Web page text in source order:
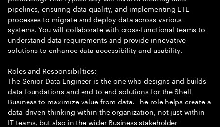
pipelines, ensuring data quality, and implementing ETL
processes to migrate and deploy data across various
systems. You will collaborate with cross-functional teams to
understand data requirements and provide innovative
solutions to enhance data accessibility and usability.
Roles and Responsibilities:
The Senior Data Engineer is the one who designs and builds
data foundations and end to end solutions for the Shell
Business to maximize value from data. The role helps create a
data-driven thinking within the organization, not just within
IT teams, but also in the wider Business stakeholder